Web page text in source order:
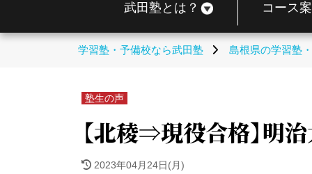
武田塾とは？ コース
学習塾・予備校なら武田塾 島根県の学習塾
塾生の声
【北稜⇒現役合格】明
2023年04月24日(月)